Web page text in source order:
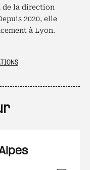
de la direction
2020, elle
à Lyon.